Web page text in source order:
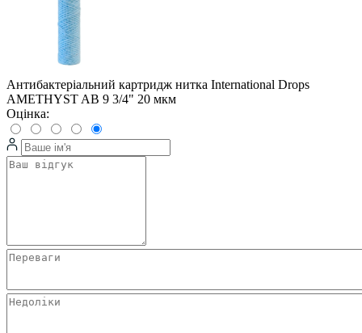
Антибактеріальний картридж нитка International Drops
AMETHYST AB 9 3/4" 20 мкм
Оцінка: